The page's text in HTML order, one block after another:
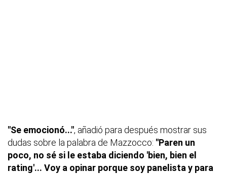
"Se emocionó...", añadió para después mostrar sus
dudas sobre la palabra de Mazzocco: "Paren un
poco, no sé si le estaba diciendo 'bien, bien el
rating'... Voy a opinar porque soy panelista y para